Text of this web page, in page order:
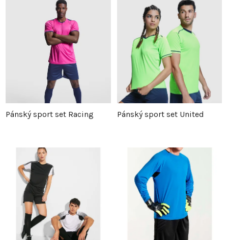
Pánský sport set Racing Pánský sport set United